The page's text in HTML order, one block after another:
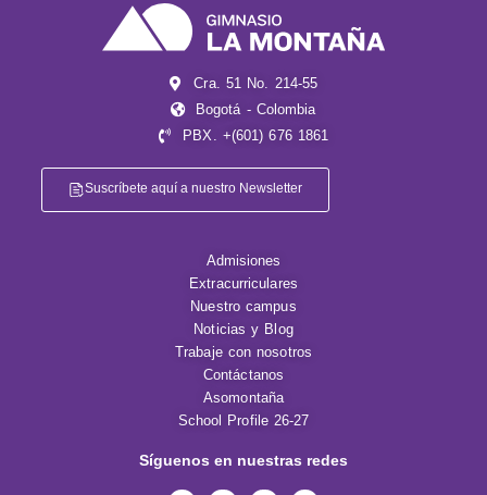
Cra. 51 No. 214-55
Bogotá - Colombia
PBX. +(601) 676 1861
Suscríbete aquí a nuestro Newsletter
Admisiones
Extracurriculares
Nuestro campus
Noticias y Blog
Trabaje con nosotros
Contáctanos
Asomontaña
School Profile 26-27
Síguenos en nuestras redes